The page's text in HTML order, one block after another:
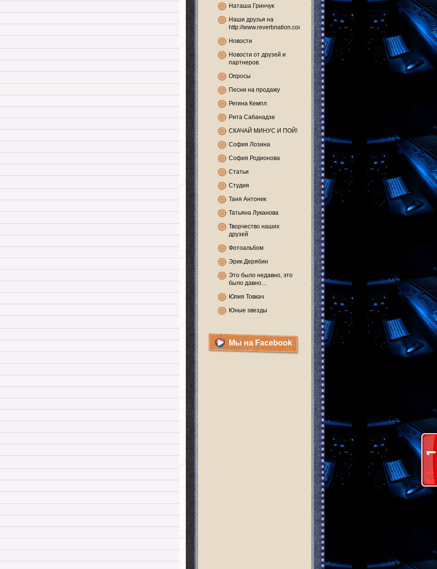
Наташа Гринчук
Наши друзья на
http://www.reverbnation.com
Новости
Новости от друзей и
партнеров.
Опросы
Песни на продажу
Регина Кемпл
Рита Сабанадзе
СКАЧАЙ МИНУС И ПОЙ!
София Лозина
София Родионова
Статьи
Студия
Таня Антоник
Татьяна Луканова
Творчество наших
друзей
Фотоальбом
Эрик Дерябин
Это было недавно, это
было давно…
Юлия Товкач
Юные звезды
Мы на Facebook